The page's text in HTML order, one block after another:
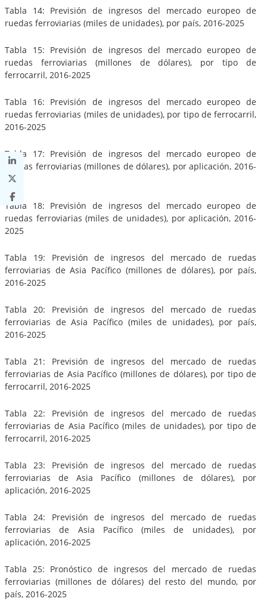
Tabla 14: Previsión de ingresos del mercado europeo de
ruedas ferroviarias (miles de unidades), por país, 2016-2025
Tabla 15: Previsión de ingresos del mercado europeo de
ruedas ferroviarias (millones de dólares), por tipo de
ferrocarril, 2016-2025
Tabla 16: Previsión de ingresos del mercado europeo de
ruedas ferroviarias (miles de unidades), por tipo de ferrocarril,
2016-2025
Tabla 17: Previsión de ingresos del mercado europeo de
ruedas ferroviarias (millones de dólares), por aplicación, 2016-
2025
Tabla 18: Previsión de ingresos del mercado europeo de
ruedas ferroviarias (miles de unidades), por aplicación, 2016-
2025
Tabla 19: Previsión de ingresos del mercado de ruedas
ferroviarias de Asia Pacífico (millones de dólares), por país,
2016-2025
Tabla 20: Previsión de ingresos del mercado de ruedas
ferroviarias de Asia Pacífico (miles de unidades), por país,
2016-2025
Tabla 21: Previsión de ingresos del mercado de ruedas
ferroviarias de Asia Pacífico (millones de dólares), por tipo de
ferrocarril, 2016-2025
Tabla 22: Previsión de ingresos del mercado de ruedas
ferroviarias de Asia Pacífico (miles de unidades), por tipo de
ferrocarril, 2016-2025
Tabla 23: Previsión de ingresos del mercado de ruedas
ferroviarias de Asia Pacífico (millones de dólares), por
aplicación, 2016-2025
Tabla 24: Previsión de ingresos del mercado de ruedas
ferroviarias de Asia Pacífico (miles de unidades), por
aplicación, 2016-2025
Tabla 25: Pronóstico de ingresos del mercado de ruedas
ferroviarias (millones de dólares) del resto del mundo, por
país, 2016-2025